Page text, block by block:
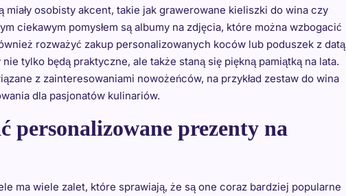
osobisty akcent, takie jak grawerowane kieliszki do wina czy
ciekawym pomysłem są albumy na zdjęcia, które można wzbogacić
rozważyć zakup personalizowanych koców lub poduszek z datą
tylko będą praktyczne, ale także staną się piękną pamiątką na lata.
z zainteresowaniami nowożeńców, na przykład zestaw do wina
dla pasjonatów kulinariów.
personalizowane prezenty na
ma wiele zalet, które sprawiają, że są one coraz bardziej popularne